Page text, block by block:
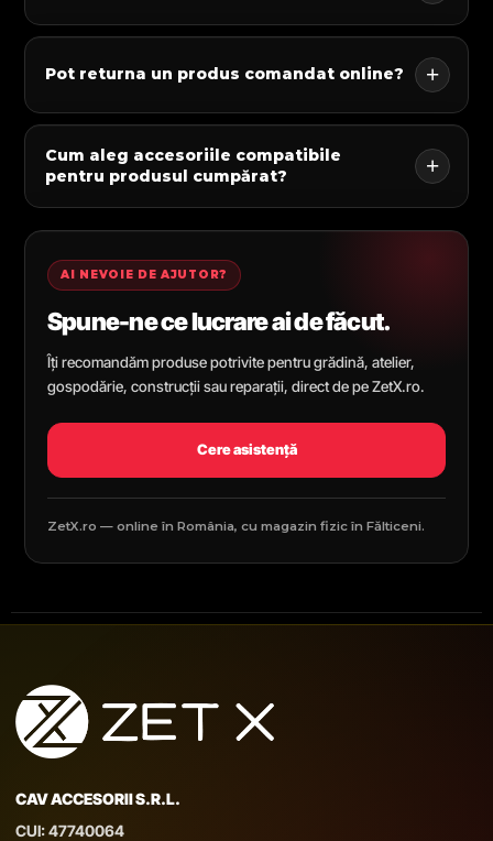
Pot returna un produs comandat online?
Cum aleg accesoriile compatibile
pentru produsul cumpărat?
AI NEVOIE DE AJUTOR?
Spune-ne ce lucrare ai de făcut.
Îți recomandăm produse potrivite pentru grădină, atelier,
gospodărie, construcții sau reparații, direct de pe ZetX.ro.
Cere asistență
ZetX.ro — online în România, cu magazin fizic în Fălticeni.
CAV ACCESORII S.R.L.
CUI: 47740064